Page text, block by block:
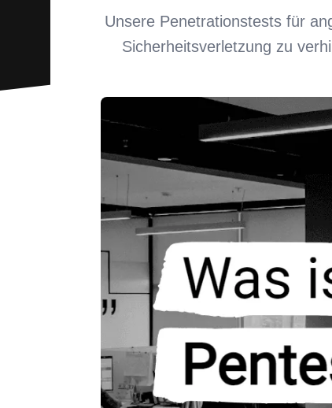
Unsere Penetrationstests für
Sicherheitsverletzung zu